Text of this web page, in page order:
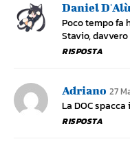
Daniel D'Alù
Poco tempo fa
Stavio,
RISPOSTA
Adriano 27
La DOC
RISPOSTA